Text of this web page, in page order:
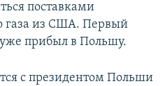
поставками
газа из США. Первый
прибыл в Польшу.
с президентом Польши